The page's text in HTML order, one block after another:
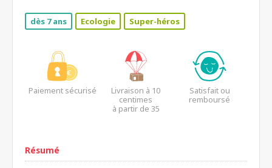
dès 7 ans Ecologie Super-héros
Paiement sécurisé
Livraison à 10
centimes
à partir de 35
Satisfait ou
remboursé
Résumé